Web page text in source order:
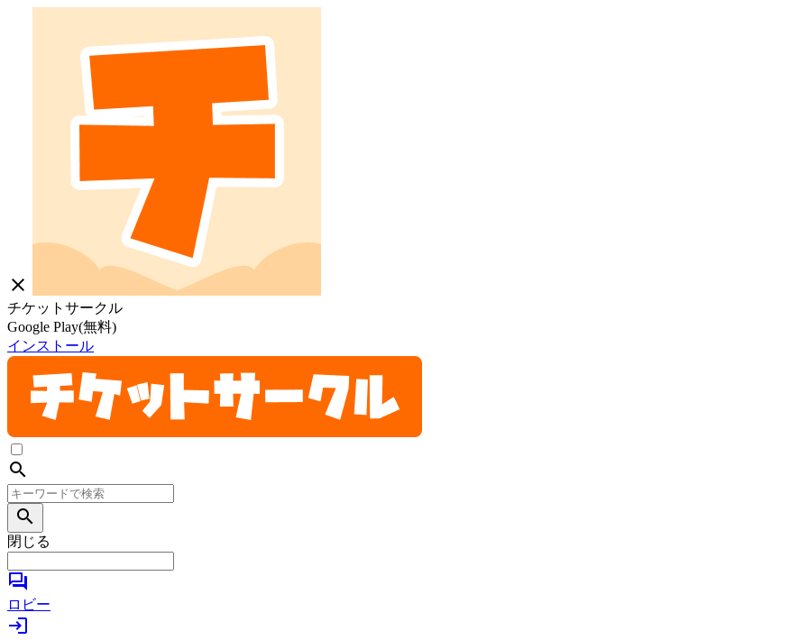
close
チケットサークル
Google Play(無料)
インストール
search
search
閉じる
forum
ロビー
login